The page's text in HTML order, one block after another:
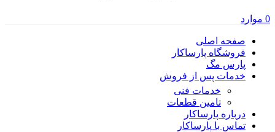
0 موارد
صفحه اصلی
فروشگاه پارساکار
پارس مگ
خدمات پس از فروش
خدمات فنی
تامین قطعات
درباره پارساکار
تماس با پارساکار